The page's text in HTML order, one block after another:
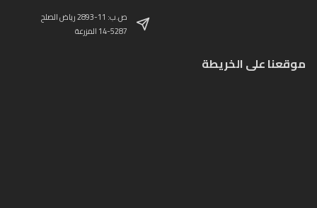
ص.ب: 11-2893 رياض الصلح
14-5287 المزرعة
موقعنا على الخريطة